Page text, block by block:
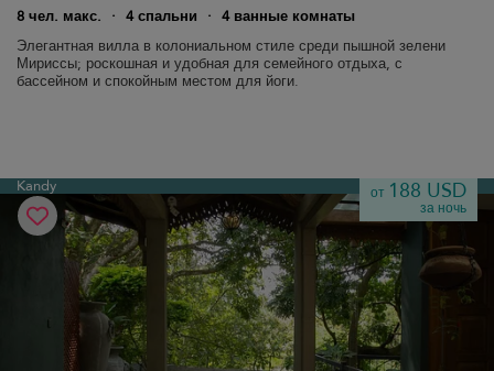
8 чел. макс.
· 4 спальни · 4 ванные комнаты
Элегантная вилла в колониальном стиле среди пышной зелени
Мириссы; роскошная и удобная для семейного отдыха, с
бассейном и спокойным местом для йоги.
Kandy от 188 USD
за ночь